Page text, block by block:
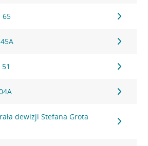
65
dewizji Stefana Grota